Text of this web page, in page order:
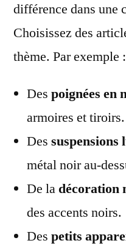
différence dans une
Choisissez des
thème. Par exemple :
Des poignées en
armoires et tiroirs.
Des suspensions
métal noir au-
De la décoration
des accents noirs.
Des petits